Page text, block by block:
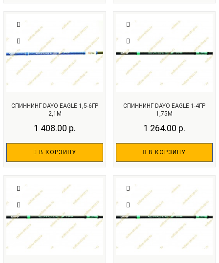
СПИННИНГ DAYO EAGLE 1,5-6ГР
2,1М
1 408.00 р.
В КОРЗИНУ
СПИННИНГ DAYO EAGLE 1-4ГР
1,75М
1 264.00 р.
В КОРЗИНУ